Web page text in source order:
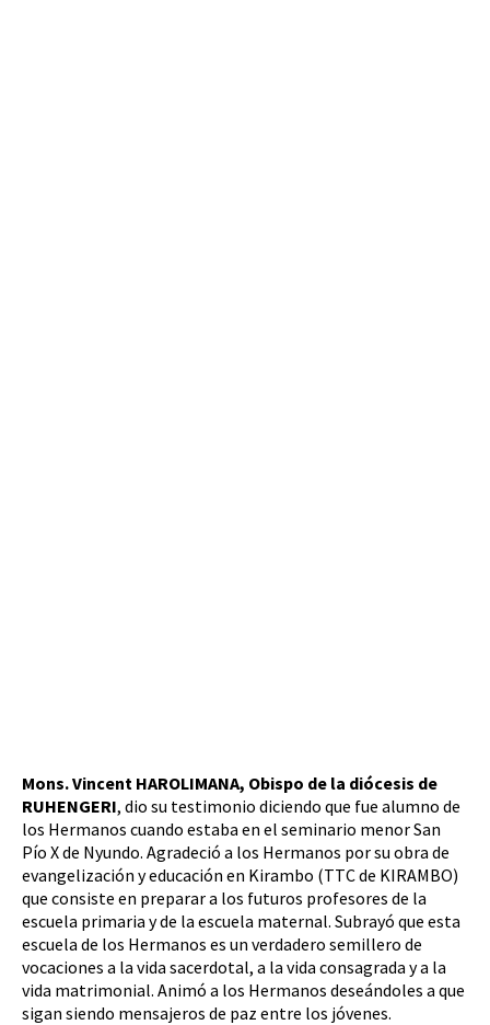
Mons. Vincent HAROLIMANA, Obispo de la diócesis de
RUHENGERI, dio su testimonio diciendo que fue alumno de
los Hermanos cuando estaba en el seminario menor San
Pío X de Nyundo. Agradeció a los Hermanos por su obra de
evangelización y educación en Kirambo (TTC de KIRAMBO)
que consiste en preparar a los futuros profesores de la
escuela primaria y de la escuela maternal. Subrayó que esta
escuela de los Hermanos es un verdadero semillero de
vocaciones a la vida sacerdotal, a la vida consagrada y a la
vida matrimonial. Animó a los Hermanos deseándoles a que
sigan siendo mensajeros de paz entre los jóvenes.